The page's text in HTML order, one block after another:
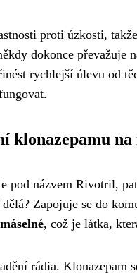
proti úzkosti,
dokonce převažuje
rychlejší úlevu od
klonazepamu
pod názvem Rivotril,
Zapojuje se do
, což je látka,
rádia.